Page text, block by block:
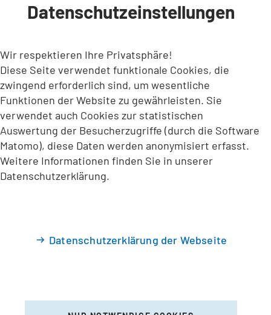
INHALT ANSPRINGEN
Datenschutzeinstellungen
Wir respektieren Ihre Privatsphäre!
Diese Seite verwendet funktionale Cookies, die
zwingend erforderlich sind, um wesentliche
Funktionen der Website zu gewährleisten. Sie
verwendet auch Cookies zur statistischen
Auswertung der Besucherzugriffe (durch die Software
Matomo), diese Daten werden anonymisiert erfasst.
Weitere Informationen finden Sie in unserer
Datenschutzerklärung.
Datenschutzerklärung der Webseite